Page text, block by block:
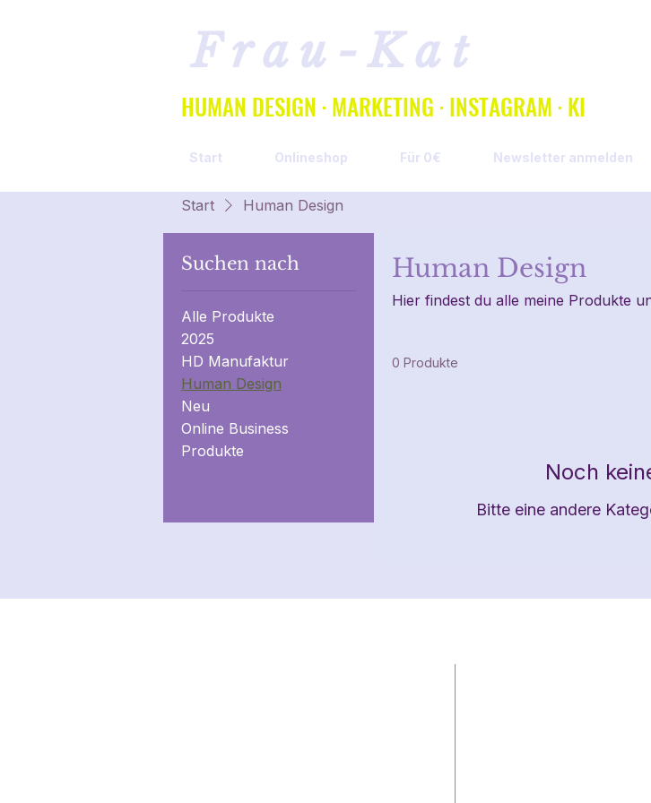
Frau-Kat
HUMAN DESIGN · MARKETING · INSTAGRAM · KI
Start Onlineshop Für 0€ Newsletter anmelden
Start Human Design
Suchen nach
Alle Produkte
2025
HD Manufaktur
Human Design
Neu
Online Business
Produkte
Human Design
Hier findest du alle meine Produkte
0 Produkte
Noch
Bitte eine andere